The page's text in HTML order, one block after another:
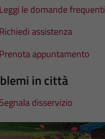
le domande frequenti
assistenza
appuntamento
in città
disservizio